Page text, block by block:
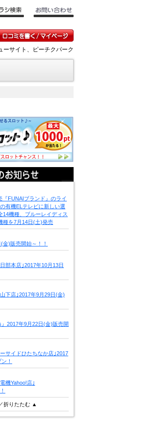
サイト、ピーチクパーク
FUNAIブランド』のライ
有機ELテレビに新しい選
14機種、ブルーレイディス
種を7月14日(土)発売
金)販売開始～！！
部本店｣2017年10月13日
下店｣2017年9月29日(金)
』2017年9月22日(金)販売開
サイドひたちなか店｣2017
！
機Yahoo!店｣
折りたたむ ▲